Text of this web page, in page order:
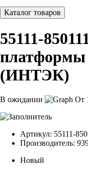
Каталог товаров
55111-
платформы
(ИНТЭК)
В ожидании От
Артикул: 55111-
Производитель:
Новый